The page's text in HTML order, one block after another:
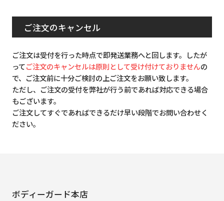
ご注文のキャンセル
ご注文は受付を行った時点で即発送業務へと回します。したが
ってご注文のキャンセルは原則として受け付けておりませんの
で、ご注文前に十分ご検討の上ご注文をお願い致します。
ただし、ご注文の受付を弊社が行う前であれば対応できる場合
もございます。
ご注文してすぐであればできるだけ早い段階でお問い合わせく
ださい。
ボディーガード本店